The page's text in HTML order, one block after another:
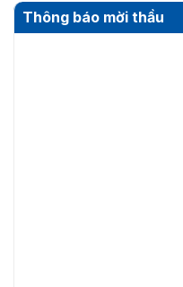
Thông báo mời thầu